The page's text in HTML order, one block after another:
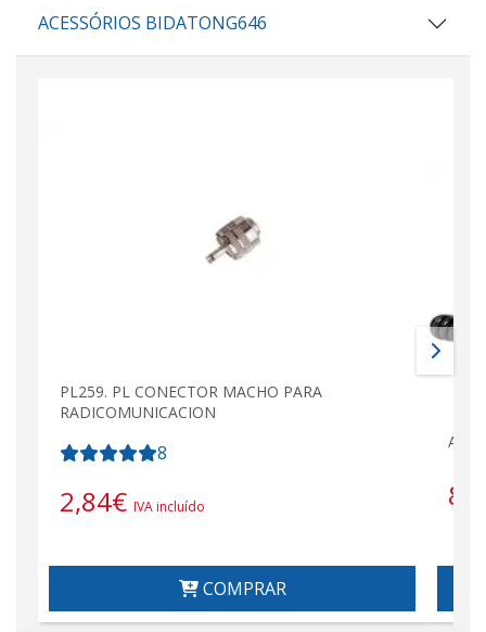
ACESSÓRIOS BIDATONG646
PL259. PL CONECTOR MACHO PARA
RADICOMUNICACION
8
2,84€ IVA incluído
COMPRAR